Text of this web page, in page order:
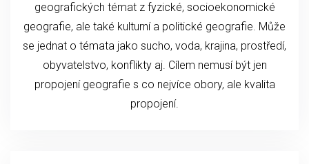
geografických témat z fyzické, socioekonomické
geografie, ale také kulturní a politické geografie. Může
se jednat o témata jako sucho, voda, krajina, prostředí,
obyvatelstvo, konflikty aj. Cílem nemusí být jen
propojení geografie s co nejvíce obory, ale kvalita
propojení.